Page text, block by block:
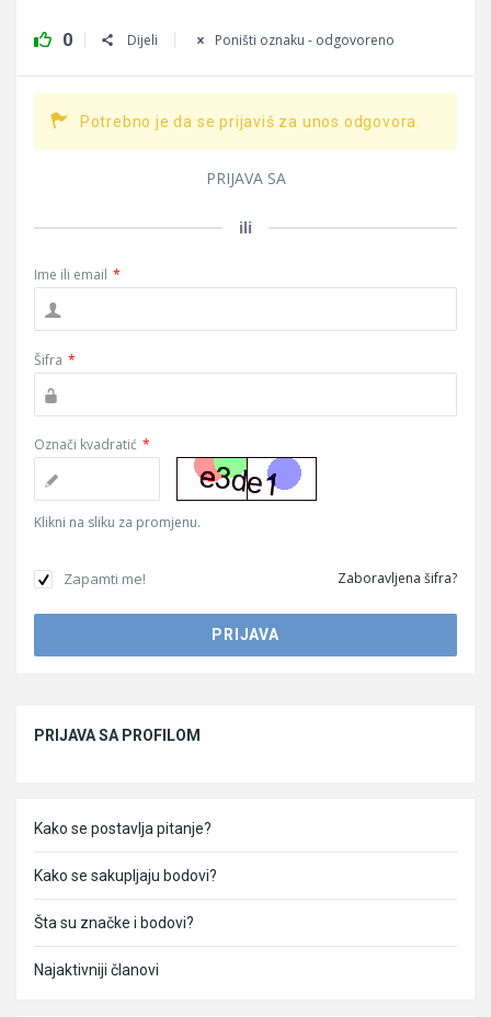
0 Dijeli Poništi oznaku - odgovoreno
Potrebno je da se prijaviš za unos odgovora.
PRIJAVA SA
ili
Ime ili email *
Šifra *
Označi kvadratić *
Klikni na sliku za promjenu.
Zapamti me! Zaboravljena šifra?
PRIJAVA SA PROFILOM
Kako se postavlja pitanje?
Kako se sakupljaju bodovi?
Šta su značke i bodovi?
Najaktivniji članovi